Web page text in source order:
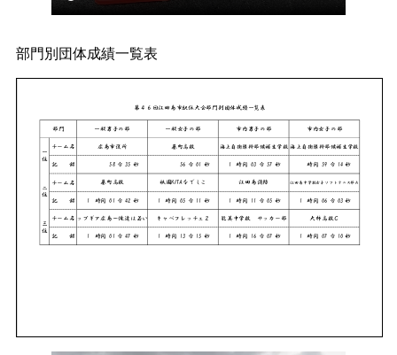
部門別団体成績一覧表